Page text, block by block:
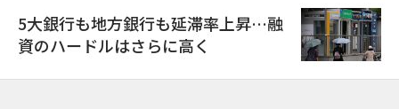
5大銀行も地方銀行も延滞率上昇…融
資のハードルはさらに高く